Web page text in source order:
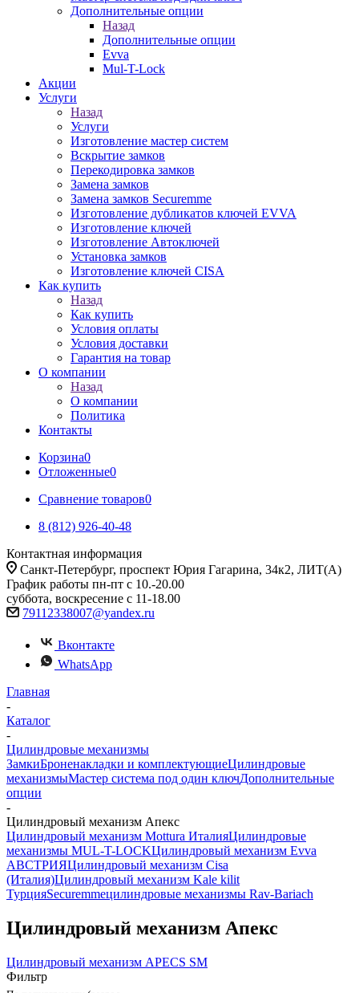
Дополнительные опции
Назад
Дополнительные опции
Evva
Mul-T-Lock
Акции
Услуги
Назад
Услуги
Изготовление мастер систем
Вскрытие замков
Перекодировка замков
Замена замков
Замена замков Securemme
Изготовление дубликатов ключей EVVA
Изготовление ключей
Изготовление Автоключей
Установка замков
Изготовление ключей CISA
Как купить
Назад
Как купить
Условия оплаты
Условия доставки
Гарантия на товар
О компании
Назад
О компании
Политика
Контакты
Корзина0
Отложенные0
Сравнение товаров0
8 (812) 926-40-48
Контактная информация
Санкт-Петербург, проспект Юрия Гагарина, 34к2, ЛИТ(А)
График работы пн-пт с 10.-20.00
суббота, воскресение с 11-18.00
79112338007@yandex.ru
Вконтакте
WhatsApp
Главная
-
Каталог
-
Цилиндровые механизмы
ЗамкиБроненакладки и комплектующиеЦилиндровые
механизмыМастер система под один ключДополнительные
опции
-
Цилиндровый механизм Апекс
Цилиндровый механизм Mottura ИталияЦилиндровые
механизмы MUL-T-LOCKЦилиндровый механизм Evva
АВСТРИЯЦилиндровый механизм Cisa
(Италия)Цилиндровый механизм Kale kilit
ТурцияSecuremmeцилиндровые механизмы Rav-Bariach
Цилиндровый механизм Апекс
Цилиндровый механизм APECS SM
Фильтр